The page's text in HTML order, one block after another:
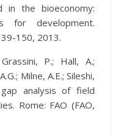
in the bioeconomy:
for development.
150, 2013.
P.; Hall, A.;
Milne, A.E.; Sileshi,
analysis of field
Rome: FAO (FAO,